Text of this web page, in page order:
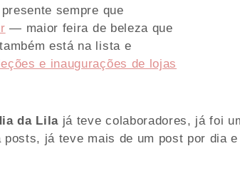
sempre que
— maior feira de beleza que
está na lista e
e inaugurações de lojas
da Lila já teve colaboradores, já foi
já teve mais de um post por dia